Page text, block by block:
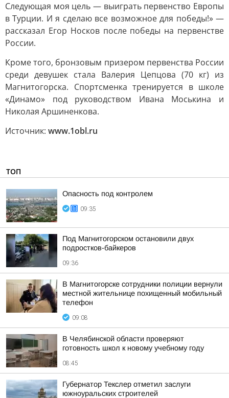
Следующая моя цель — выиграть первенство Европы
в Турции. И я сделаю все возможное для победы!» —
рассказал Егор Носков после победы на первенстве
России.
Кроме того, бронзовым призером первенства России
среди девушек стала Валерия Цепцова (70 кг) из
Магнитогорска. Спортсменка тренируется в школе
«Динамо» под руководством Ивана Моськина и
Николая Аршиненкова.
Источник: www.1obl.ru
ТОП
Опасность под контролем
09:35
Под Магнитогорском остановили двух
подростков-байкеров
09:36
В Магнитогорске сотрудники полиции вернули
местной жительнице похищенный мобильный
телефон
09:08
В Челябинской области проверяют
готовность школ к новому учебному году
08:45
Губернатор Текслер отметил заслуги
южноуральских строителей